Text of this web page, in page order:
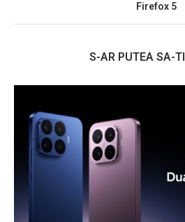
Firefox 5
S-AR PUTEA SA-